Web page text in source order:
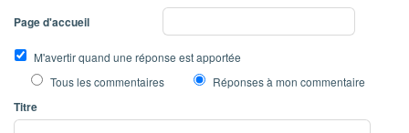
Page d'accueil
M'avertir quand une réponse est apportée
Tous les commentaires
Réponses à mon commentaire
Titre